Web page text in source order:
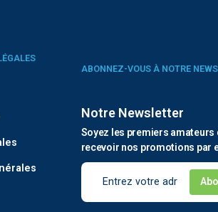
ABONNEZ-VOUS À NOTRE
Notre Newsletter
Soyez les premiers amateurs
recevoir nos promotions par